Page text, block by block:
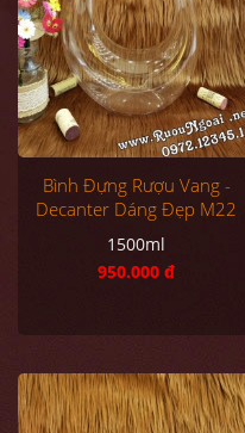
Bình Đựng Rượu Vang -
Decanter Dáng Đẹp M22
1500ml
950.000 đ